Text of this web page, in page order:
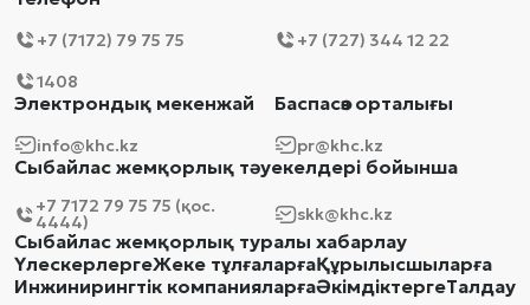
+7 (7172) 79 75 75
+7 (727) 344 12 22
1408
Электрондық мекенжай
info@khc.kz
Баспасөз орталығы
pr@khc.kz
Сыбайлас жемқорлық тәуекелдері бойынша
+7 7172 79 75 75 (қос.
4444) skk@khc.kz
Сыбайлас жемқорлық туралы хабарлау
ҮлескерлергеЖеке тұлғаларғаҚұрылысшыларға
Инжинирингтік компанияларғаӘкімдіктергеТалдау